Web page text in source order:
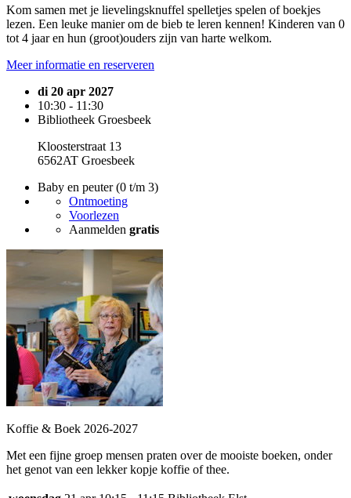
Kom samen met je lievelingsknuffel spelletjes spelen of boekjes
lezen. Een leuke manier om de bieb te leren kennen! Kinderen van 0
tot 4 jaar en hun (groot)ouders zijn van harte welkom.
Meer informatie en reserveren
di 20 apr 2027
10:30 - 11:30
Bibliotheek Groesbeek
Kloosterstraat 13
6562AT Groesbeek
Baby en peuter (0 t/m 3)
Ontmoeting
Voorlezen
Aanmelden gratis
Koffie & Boek 2026-2027
Met een fijne groep mensen praten over de mooiste boeken, onder
het genot van een lekker kopje koffie of thee.